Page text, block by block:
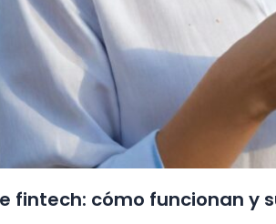
fintech: cómo funcionan y